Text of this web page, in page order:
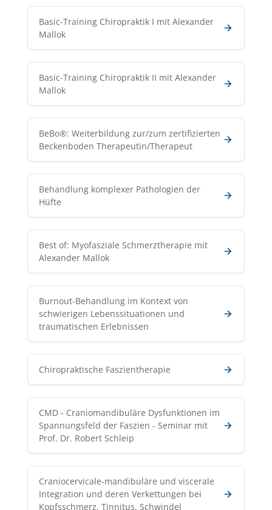
Basic-Training Chiropraktik I mit Alexander
Mallok
Basic-Training Chiropraktik II mit Alexander
Mallok
BeBo®: Weiterbildung zur/zum zertifizierten
Beckenboden Therapeutin/Therapeut
Behandlung komplexer Pathologien der
Hüfte
Best of: Myofasziale Schmerztherapie mit
Alexander Mallok
Burnout-Behandlung im Kontext von
schwierigen Lebenssituationen und
traumatischen Erlebnissen
Chiropraktische Faszientherapie
CMD - Craniomandibuläre Dysfunktionen im
Spannungsfeld der Faszien - Seminar mit
Prof. Dr. Robert Schleip
Craniocervicale-mandibuläre und viscerale
Integration und deren Verkettungen bei
Kopfsschmerz, Tinnitus, Schwindel